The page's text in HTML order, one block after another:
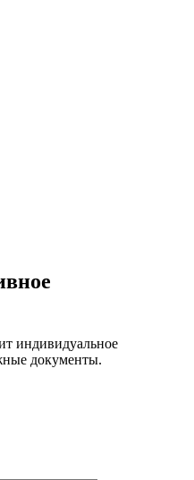
индивидуальное
документы.